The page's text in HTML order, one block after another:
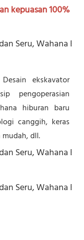
kepuasan 100%
ekskavator
pengoperasian
hiburan baru
canggih, keras
dll.